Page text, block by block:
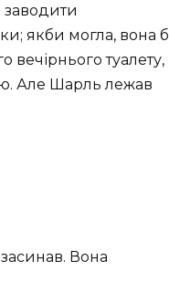
якби могла, вона б
вечірнього туалету,
Але Шарль лежав
засинав. Вона